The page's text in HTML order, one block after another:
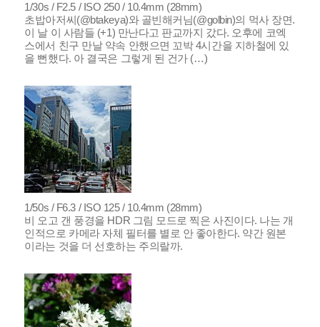
1/30s / F2.5 / ISO 250 / 10.4mm (28mm)
초밥아저씨(@btakeya)와 골빈해커님(@golbin)의 먹사 장면.
이 날 이 사람들 (+1) 만난다고 판교까지 갔다. 오후에 코엑
스에서 친구 만날 약속 안했으면 꼬박 4시간을 지하철에 있
을 뻔했다. 아 결국은 그렇게 된 건가 (…)
1/50s / F6.3 / ISO 125 / 10.4mm (28mm)
비 오고 갠 풍경을 HDR 그림 모드로 찍은 사진이다. 나는 개
인적으로 카메라 자체 필터를 별로 안 좋아한다. 약간 원본
이라는 것을 더 선호하는 주의랄까.